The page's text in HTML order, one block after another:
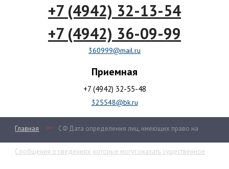
+7 (4942) 32-13-54
+7 (4942) 36-09-99
360999@mail.ru
Приемная
+7 (4942) 32-55-48
325548@bk.ru
Главная >>
Сообщения о сведениях, которые могут оказать существенное
СФ Дата определения лиц, имеющих право на
НОВОСТИ
ПРОДУКЦИЯ